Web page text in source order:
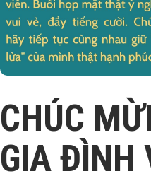
CHÚC
GIA ĐÌNH